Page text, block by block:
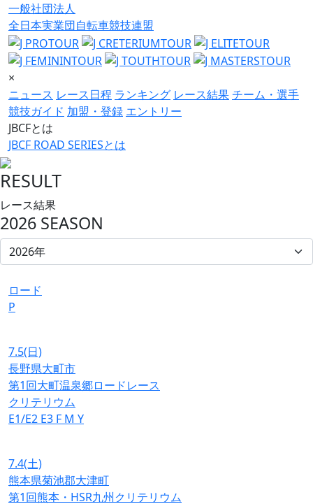
一般社団法人
全日本実業団自転車競技連盟
×
ニュース レース日程 ランキング レース結果チーム・選手
競技ガイド 加盟・登録 エントリー
JBCFとは
JBCF ROAD SERIESとは
RESULT
レース結果
2026 SEASON
ロード
P
7.5(日)
長野県大町市
第1回大町温泉郷ロードレース
クリテリウム
E1/E2 E3 F M Y
7.4(土)
熊本県菊池郡大津町
第1回熊本・HSR九州クリテリウム